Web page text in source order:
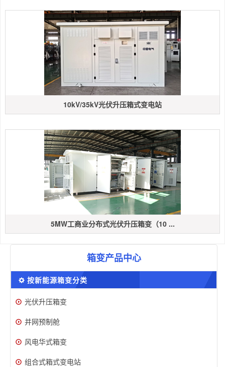
10kV/35kV光伏升压箱式变电站
5MW工商业分布式光伏升压箱变（10 ...
箱变产品中心
按新能源箱变分类
光伏升压箱变
并网预制舱
风电华式箱变
组合式箱式变电站